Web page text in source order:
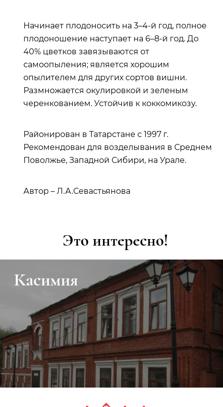
Начинает плодоносить на 3–4-й год, полное
плодоношение наступает на 6–8-й год. До
40% цветков завязываются от
самоопыления; является хорошим
опылителем для других сортов вишни.
Размножается окулировкой и зеленым
черенкованием. Устойчив к коккомикозу.
Районирован в Татарстане с 1997 г.
Рекомендован для возделывания в Среднем
Поволжье, Западной Сибири, на Урале.
Автор – Л.А.Севастьянова
Это интересно!
Касимия